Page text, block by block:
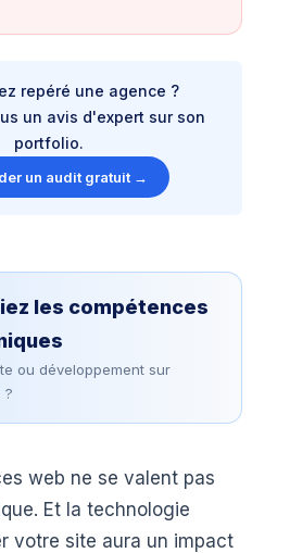
repéré une agence ?
un avis d'expert sur son
portfolio.
un audit gratuit →
les compétences
ou développement sur
?
web ne se valent pas
Et la technologie
votre site aura un impact